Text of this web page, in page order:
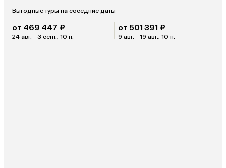
Выгодные туры на соседние даты
от 469 447 ₽
24 авг. - 3 сент., 10 н.
от 501 391 ₽
9 авг. - 19 авг., 10 н.